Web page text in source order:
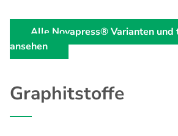
Alle Novapress® Varianten und
ansehen
Graphitstoffe